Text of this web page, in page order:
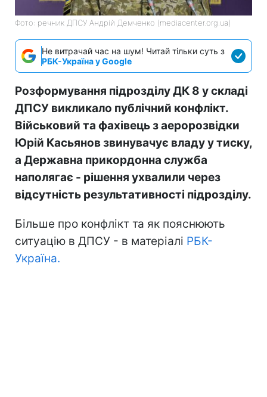
Фото: речник ДПСУ Андрій Демченко (mediacenter.org.ua)
Не витрачай час на шум! Читай тільки суть з
РБК-Україна у Google
Розформування підрозділу ДК 8 у складі
ДПСУ викликало публічний конфлікт.
Військовий та фахівець з аеророзвідки
Юрій Касьянов звинувачує владу у тиску,
а Державна прикордонна служба
наполягає - рішення ухвалили через
відсутність результативності підрозділу.
Більше про конфлікт та як пояснюють
ситуацію в ДПСУ - в матеріалі РБК-
Україна.